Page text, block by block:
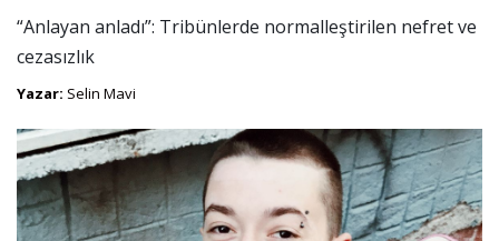
“Anlayan anladı”: Tribünlerde normalleştirilen nefret ve
cezasızlık
Yazar: Selin Mavi